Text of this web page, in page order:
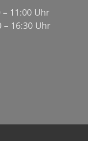
11:00 Uhr
16:30 Uhr